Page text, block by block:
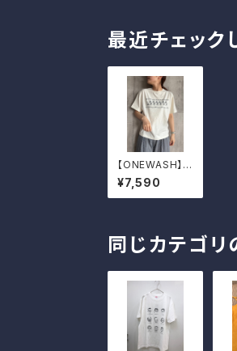
最近チェック
【ONEWASH】フ
ェードプリントT
シャツ（フラガー
ル）
¥7,590
同じカテゴ